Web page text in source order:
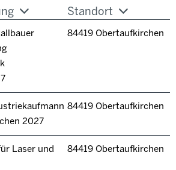
Standort
84419 Obertaufkirchen
2027
84419 Obertaufkirchen
Laser und
84419 Obertaufkirchen